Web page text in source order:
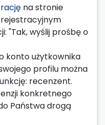
na stronie
"Tak, wyślij prośbę o
konto użytkownika
profilu można
recenzent.
konkretnego
Państwa drogą